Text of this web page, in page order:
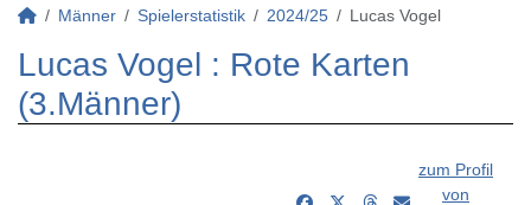
Männer Spielerstatistik 2024/25 Lucas Vogel
Lucas Vogel : Rote Karten
(3.Männer)
zum Profil
von